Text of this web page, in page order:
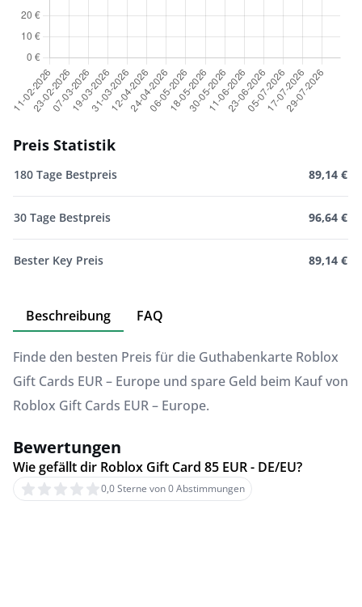
Preis Statistik
180 Tage Bestpreis 89,14 €
30 Tage Bestpreis 96,64 €
Bester Key Preis 89,14 €
Beschreibung FAQ
Finde den besten Preis für die Guthabenkarte Roblox
Gift Cards EUR – Europe und spare Geld beim Kauf von
Roblox Gift Cards EUR – Europe.
Bewertungen
Wie gefällt dir Roblox Gift Card 85 EUR - DE/EU?
0,0 Sterne von 0 Abstimmungen